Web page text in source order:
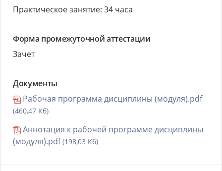
Практическое занятие: 34 часа
Форма промежуточной аттестации
Зачет
Документы
Рабочая программа дисциплины (модуля).pdf
(460,47 Кб)
Аннотация к рабочей программе дисциплины
(модуля).pdf(198,03 Кб)